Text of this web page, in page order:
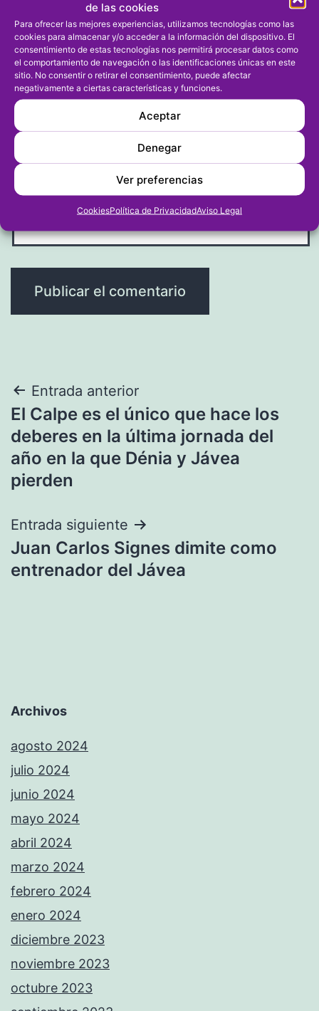
de las cookies
Para ofrecer las mejores experiencias, utilizamos tecnologías como las
cookies para almacenar y/o acceder a la información del dispositivo. El
consentimiento de estas tecnologías nos permitirá procesar datos como
el comportamiento de navegación o las identificaciones únicas en este
sitio. No consentir o retirar el consentimiento, puede afectar
negativamente a ciertas características y funciones.
Aceptar
Denegar
Ver preferencias
CookiesPolítica de PrivacidadAviso Legal
Correo electrónico*
Web
Navegación
de
entradas
Entrada anterior
El Calpe es el único que hace los
deberes en la última jornada del
año en la que Dénia y Jávea
pierden
Entrada siguiente
Juan Carlos Signes dimite como
entrenador del Jávea
Archivos
agosto 2024
julio 2024
junio 2024
mayo 2024
abril 2024
marzo 2024
febrero 2024
enero 2024
diciembre 2023
noviembre 2023
octubre 2023